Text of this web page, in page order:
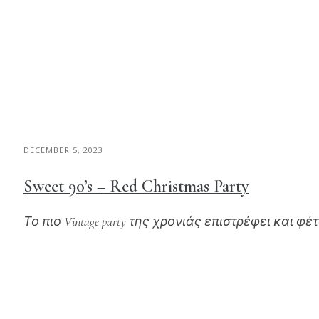
DECEMBER 5, 2023
Sweet 90’s – Red Christmas Party
Το πιο Vintage party της χρονιάς επιστρέφει και